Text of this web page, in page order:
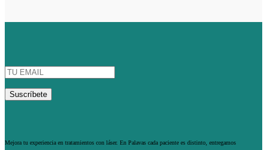
Mejora tu experiencia en tratamientos con láser. En Palavas cada paciente es distinto, entregamos